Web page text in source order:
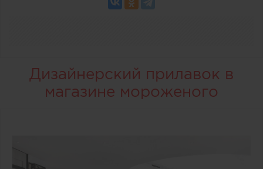
Дизайнерский прилавок в
магазине мороженого